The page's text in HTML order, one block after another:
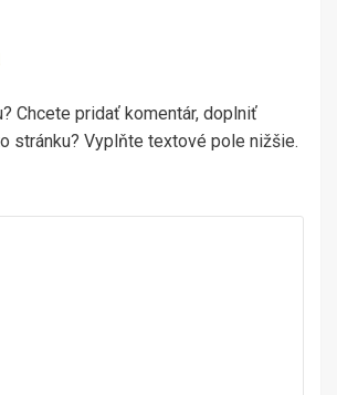
Chcete pridať komentár, doplniť
stránku? Vyplňte textové pole nižšie.